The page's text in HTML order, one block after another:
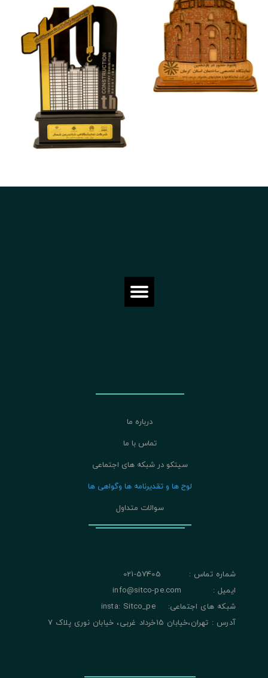
درباره ما
تماس با ما
سیتکو در شبکه های اجتماعی
لوح ها و تقدیرنامه ها وگواهی ها
سوالات متداول
شماره تماس : 57405-021
ایمیل : info@sitco-pe.com
شبکه های اجتماعی: insta: Sitco_pe
آدرس : تهران،خیابان 15خرداد غربی، خیابان نوری پلاک 7